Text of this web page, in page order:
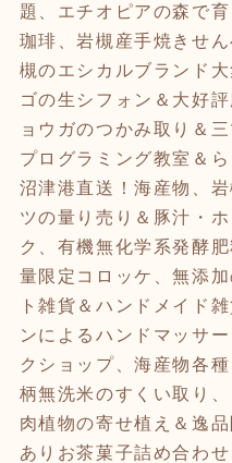
題、エチオピアの森で
珈琲、岩槻産手焼きせ
槻のエシカルブランド
ゴの生シフォン＆大好
ョウガのつかみ取り＆
プログラミング教室＆
沼津港直送！海産物、
ツの量り売り＆豚汁・
ク、有機無化学系発酵
量限定コロッケ、無添
ト雑貨＆ハンドメイド
ンによるハンドマッサ
クショップ、海産物各
柄無洗米のすくい取り
肉植物の寄せ植え＆逸
ありお茶菓子詰め合わ